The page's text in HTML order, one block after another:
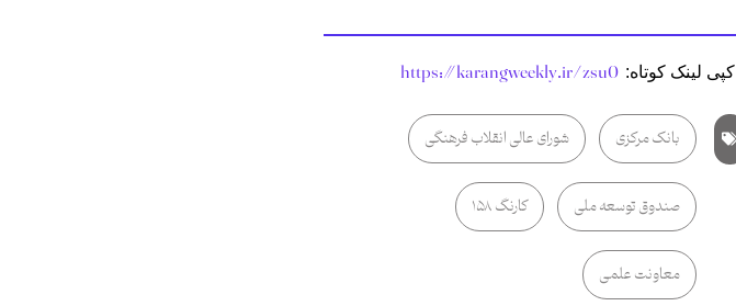
کپی لینک کوتاه: https://karangweekly.ir/zsu0
بانک مرکزی شورای عالی انقلاب فرهنگی
صندوق توسعه ملی کارنگ ۱۵۸
معاونت علمی